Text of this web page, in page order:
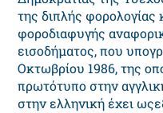
της διπλής φορολογίας
φοροδιαφυγής
εισοδήματος, που
Οκτωβρίου 1986, της
πρωτότυπο στην
στην ελληνική έχει